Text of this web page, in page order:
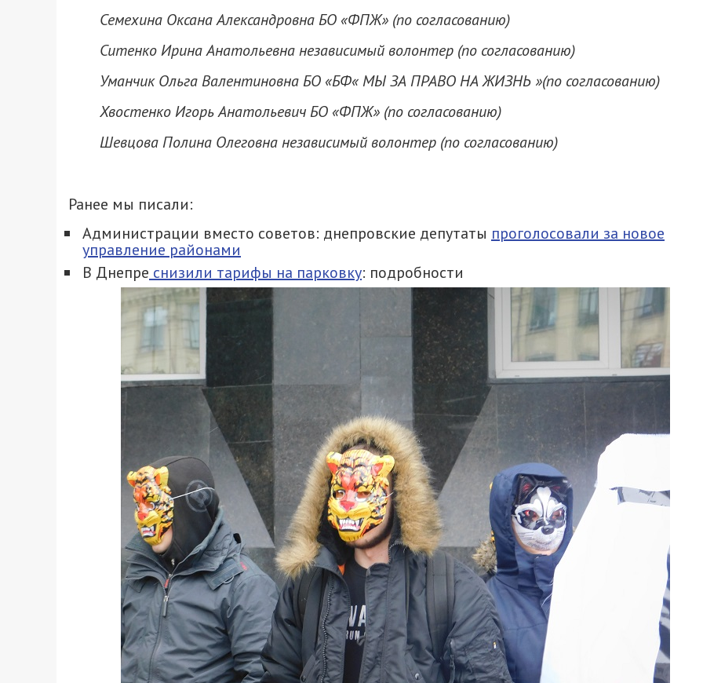
Семехина Оксана Александровна БО «ФПЖ» (по согласованию)
Ситенко Ирина Анатольевна независимый волонтер (по согласованию)
Уманчик Ольга Валентиновна БО «БФ« МЫ ЗА ПРАВО НА ЖИЗНЬ »(по согласованию)
Хвостенко Игорь Анатольевич БО «ФПЖ» (по согласованию)
Шевцова Полина Олеговна независимый волонтер (по согласованию)
Ранее мы писали:
Администрации вместо советов: днепровские депутаты проголосовали за новое
управление районами
В Днепре снизили тарифы на парковку: подробности